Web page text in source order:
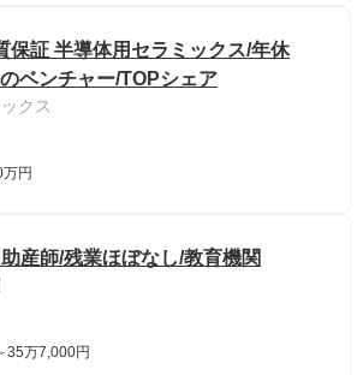
保証 半導体用セラミックス/年休
ベンチャー/TOPシェア
クス
円
助産師/残業ほぼなし/教育機関
35万7,000円